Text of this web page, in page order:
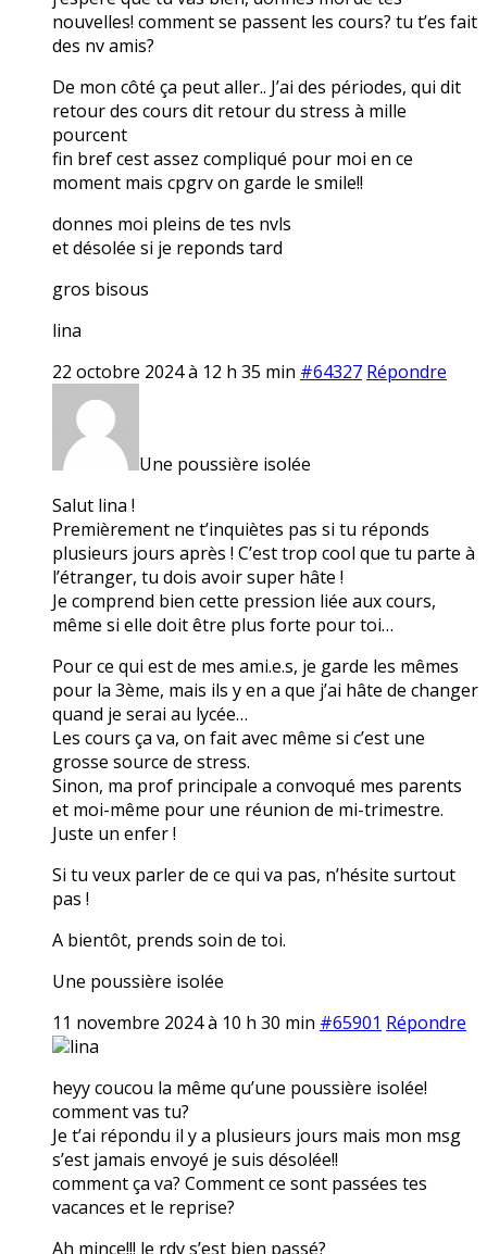
nouvelles! comment se passent les cours? tu t’es fait
des nv amis?
De mon côté ça peut aller.. J’ai des périodes, qui dit
retour des cours dit retour du stress à mille
pourcent
fin bref cest assez compliqué pour moi en ce
moment mais cpgrv on garde le smile!!
donnes moi pleins de tes nvls
et désolée si je reponds tard
gros bisous
lina
22 octobre 2024 à 12 h 35 min #64327 Répondre
Une poussière isolée
Salut lina !
Premièrement ne t’inquiètes pas si tu réponds
plusieurs jours après ! C’est trop cool que tu parte à
l’étranger, tu dois avoir super hâte !
Je comprend bien cette pression liée aux cours,
même si elle doit être plus forte pour toi…
Pour ce qui est de mes ami.e.s, je garde les mêmes
pour la 3ème, mais ils y en a que j’ai hâte de changer
quand je serai au lycée…
Les cours ça va, on fait avec même si c’est une
grosse source de stress.
Sinon, ma prof principale a convoqué mes parents
et moi-même pour une réunion de mi-trimestre.
Juste un enfer !
Si tu veux parler de ce qui va pas, n’hésite surtout
pas !
A bientôt, prends soin de toi.
Une poussière isolée
11 novembre 2024 à 10 h 30 min #65901 Répondre
lina
heyy coucou la même qu’une poussière isolée!
comment vas tu?
Je t’ai répondu il y a plusieurs jours mais mon msg
s’est jamais envoyé je suis désolée!!
comment ça va? Comment ce sont passées tes
vacances et le reprise?
Ah mince!!! le rdv s’est bien passé?